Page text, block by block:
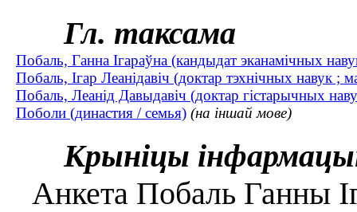
Гл. таксама
Побаль, Ганна Ігараўна (кандыдат эканамічных
Побаль, Ігар Леанідавіч (доктар тэхнічных навук ;
Побаль, Леанід Давыдавіч (доктар гістарычных
Поболи (династия / семья) (на іншай мове)
Крыніцы
Анкета Побаль Ганны